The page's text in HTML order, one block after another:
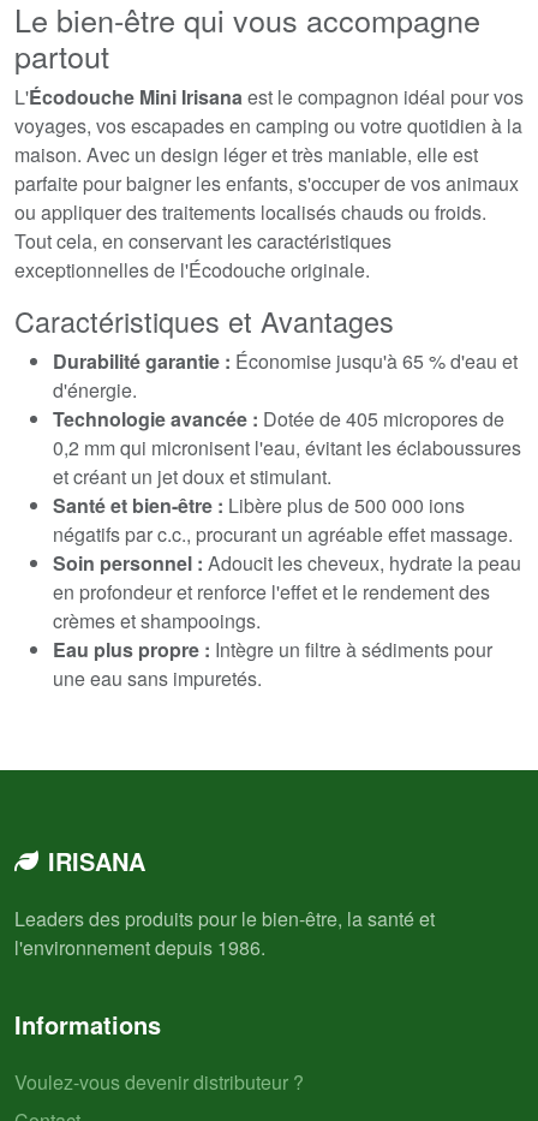
Le bien-être qui vous accompagne
partout
L'Écodouche Mini Irisanaest le compagnon idéal pour vos
voyages, vos escapades en camping ou votre quotidien à la
maison. Avec un design léger et très maniable, elle est
parfaite pour baigner les enfants, s'occuper de vos animaux
ou appliquer des traitements localisés chauds ou froids.
Tout cela, en conservant les caractéristiques
exceptionnelles de l'Écodouche originale.
Caractéristiques et Avantages
Durabilité garantie : Économise jusqu'à 65 % d'eau et
d'énergie.
Technologie avancée : Dotée de 405 micropores de
0,2 mm qui micronisent l'eau, évitant les éclaboussures
et créant un jet doux et stimulant.
Santé et bien-être : Libère plus de 500 000 ions
négatifs par c.c., procurant un agréable effet massage.
Soin personnel : Adoucit les cheveux, hydrate la peau
en profondeur et renforce l'effet et le rendement des
crèmes et shampooings.
Eau plus propre : Intègre un filtre à sédiments pour
une eau sans impuretés.
IRISANA
Leaders des produits pour le bien-être, la santé et
l'environnement depuis 1986.
Informations
Voulez-vous devenir distributeur ?